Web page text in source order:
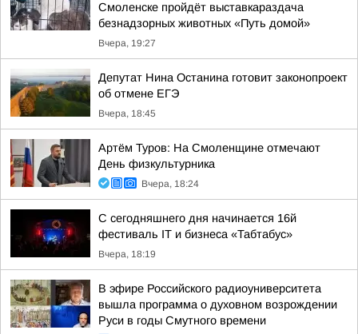
Смоленске пройдёт выставкараздача
безнадзорных животных «Путь домой»
Вчера, 19:27
Депутат Нина Останина готовит законопроект
об отмене ЕГЭ
Вчера, 18:45
Артём Туров: На Смоленщине отмечают
День физкультурника
Вчера, 18:24
С сегодняшнего дня начинается 16й
фестиваль IT и бизнеса «Табтабус»
Вчера, 18:19
В эфире Российского радиоуниверситета
вышла программа о духовном возрождении
Руси в годы Смутного времени